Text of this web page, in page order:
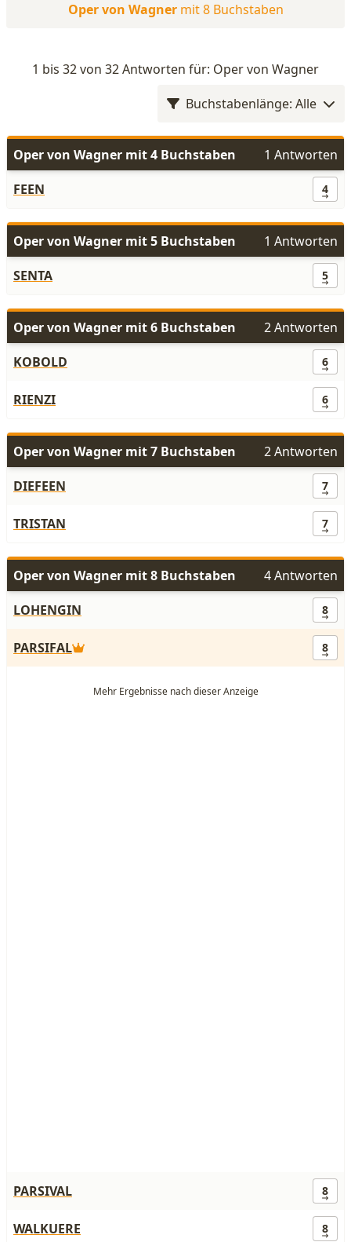
Oper von Wagner mit 8 Buchstaben
1 bis 32 von 32 Antworten für: Oper von Wagner
Buchstabenlänge: Alle
Oper von Wagner mit 4 Buchstaben
1 Antworten
FEEN
4
Oper von Wagner mit 5 Buchstaben
1 Antworten
SENTA
5
Oper von Wagner mit 6 Buchstaben
2 Antworten
KOBOLD
6
RIENZI 6
Oper von Wagner mit 7 Buchstaben
2 Antworten
DIEFEEN
7
TRISTAN 7
Oper von Wagner mit 8 Buchstaben
4 Antworten
LOHENGIN
8
PARSIFAL 8
PARSIVAL 8
WALKUERE 8